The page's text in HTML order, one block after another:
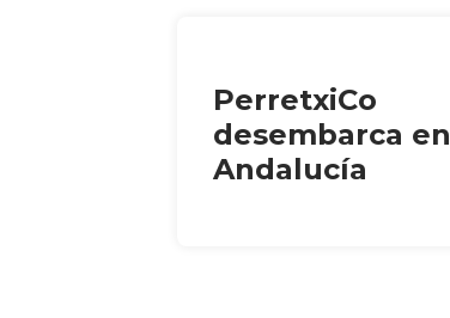
PerretxiCo
desembarca en
Andalucía